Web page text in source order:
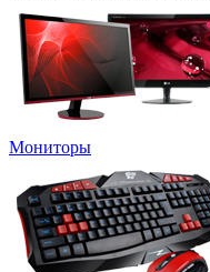
Мониторы